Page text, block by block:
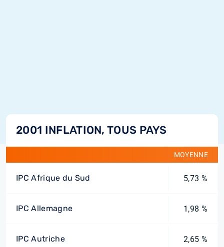
2001 INFLATION, TOUS PAYS
MOYENNE
IPC Afrique du Sud 5,73 %
IPC Allemagne 1,98 %
IPC Autriche 2,65 %